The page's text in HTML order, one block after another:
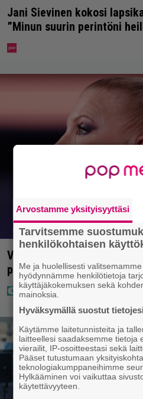
Jani Sievinen kokosi
”Minun suurin perintöni
Vappu Pimiä sai huonoa
pettyi siellä kahteen asiaan
Arvostamme yksityisyyttäsi
Tarvitsemme
henkilökohtaisen
Me ja huolellisesti
hyödynnämme henkilötietoja
käyttäjäkokemuksen sekä
mainoksia.
Hyväksymällä suostut
Käytämme laitetunnisteita ja
laitteellesi saadaksemme tietoja
vierailit, IP-osoitteestasi sekä
Pääset tutustumaan
teknologiakumppaneihimme
Hylkääminen voi vaikuttaa
käytettävyyteen.